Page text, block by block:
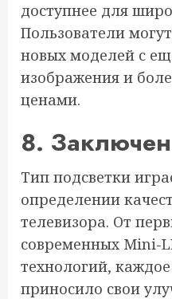
доступнее для
Пользователи
новых моделей с
изображения и
ценами.
8.
Тип подсветки
определении
телевизора. От
современных Mini-
технологий,
приносило свои